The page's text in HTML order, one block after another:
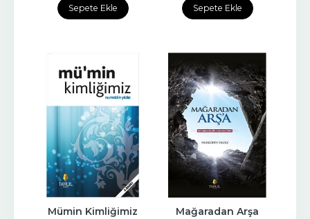
Sepete Ekle Sepete Ekle
Mümin Kimliğimiz Mağaradan Arşa